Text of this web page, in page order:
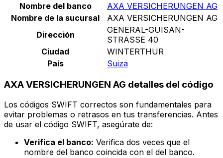
Nombre del banco
AXA VERSICHERUNGEN AG
Nombre de la sucursal
AXA VERSICHERUNGEN AG
Dirección
GENERAL-GUISAN-
STRASSE 40
Ciudad
WINTERTHUR
País
Suiza
AXA VERSICHERUNGEN AG detalles del código
Los códigos SWIFT correctos son fundamentales para
evitar problemas o retrasos en tus transferencias. Antes
de usar el código SWIFT, asegúrate de:
Verifica el banco: Verifica dos veces que el
nombre del banco coincida con el del banco.